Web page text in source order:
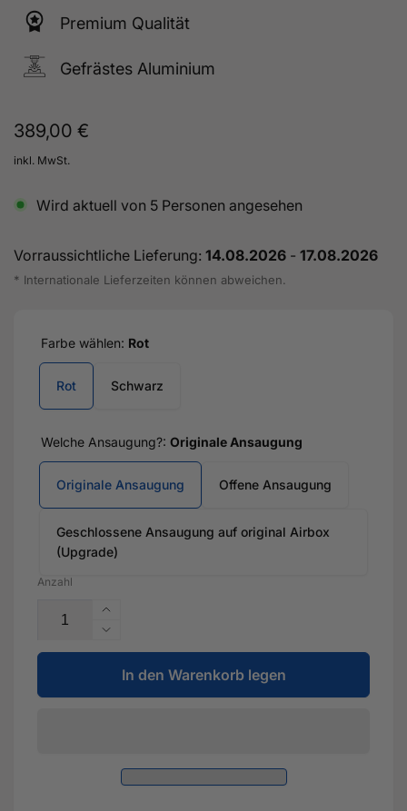
Premium Qualität
Gefrästes Aluminium
Normaler
Preis
389,00 €
inkl. MwSt.
Wird aktuell von 5 Personen angesehen
Vorraussichtliche Lieferung: 14.08.2026 - 17.08.2026
* Internationale Lieferzeiten können abweichen.
Farbe wählen: Rot
Rot Schwarz
Welche Ansaugung?: Originale Ansaugung
Originale Ansaugung Offene Ansaugung
Geschlossene Ansaugung auf original Airbox
(Upgrade)
Anzahl
Erhöhe
die
Menge
für
DSG
Gefräste
Aluminium
Verringere
die
Menge
für
Gefräste
In den Warenkorb legen